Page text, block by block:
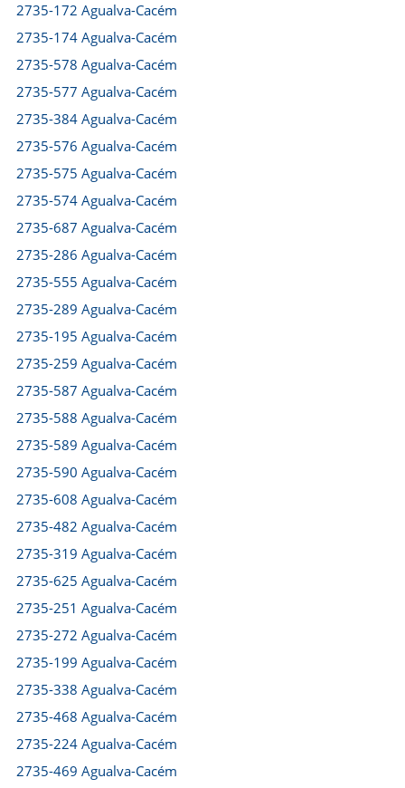
2735-172 Agualva-Cacém
2735-174 Agualva-Cacém
2735-578 Agualva-Cacém
2735-577 Agualva-Cacém
2735-384 Agualva-Cacém
2735-576 Agualva-Cacém
2735-575 Agualva-Cacém
2735-574 Agualva-Cacém
2735-687 Agualva-Cacém
2735-286 Agualva-Cacém
2735-555 Agualva-Cacém
2735-289 Agualva-Cacém
2735-195 Agualva-Cacém
2735-259 Agualva-Cacém
2735-587 Agualva-Cacém
2735-588 Agualva-Cacém
2735-589 Agualva-Cacém
2735-590 Agualva-Cacém
2735-608 Agualva-Cacém
2735-482 Agualva-Cacém
2735-319 Agualva-Cacém
2735-625 Agualva-Cacém
2735-251 Agualva-Cacém
2735-272 Agualva-Cacém
2735-199 Agualva-Cacém
2735-338 Agualva-Cacém
2735-468 Agualva-Cacém
2735-224 Agualva-Cacém
2735-469 Agualva-Cacém